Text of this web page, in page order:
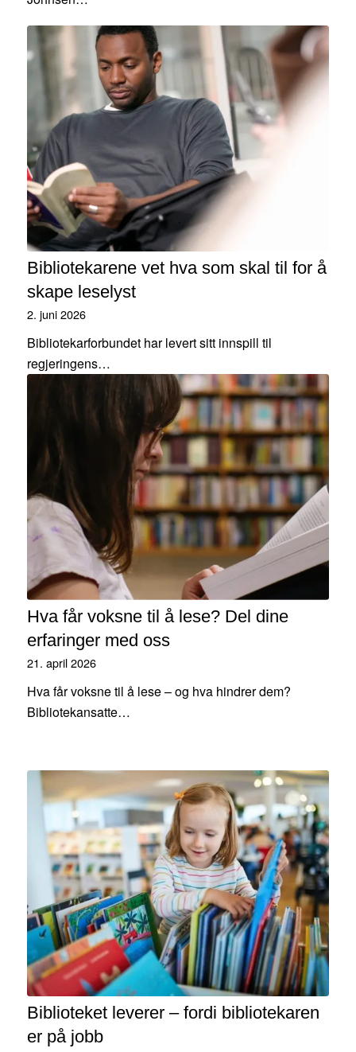
Bibliotekarene vet hva som skal til for å
skape leselyst
2. juni 2026
Bibliotekarforbundet har levert sitt innspill til
regjeringens…
Hva får voksne til å lese? Del dine
erfaringer med oss
21. april 2026
Hva får voksne til å lese – og hva hindrer dem?
Bibliotekansatte…
Biblioteket leverer – fordi bibliotekaren
er på jobb